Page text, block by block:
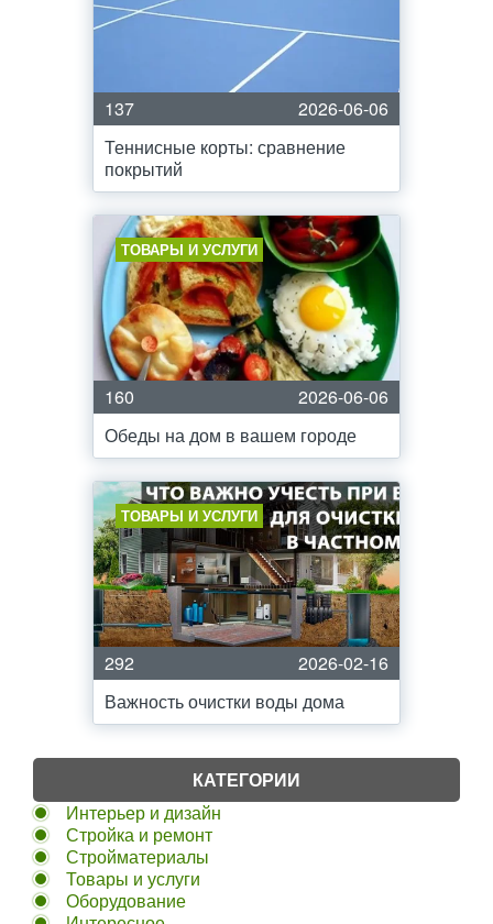
137
2026-06-06
Теннисные корты: сравнение
покрытий
ТОВАРЫ И УСЛУГИ
160
2026-06-06
Обеды на дом в вашем городе
ТОВАРЫ И УСЛУГИ
292
2026-02-16
Важность очистки воды дома
КАТЕГОРИИ
Интерьер и дизайн
Стройка и ремонт
Стройматериалы
Товары и услуги
Оборудование